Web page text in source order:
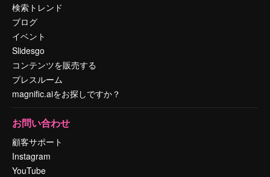
検索トレンド
ブログ
イベント
Slidesgo
コンテンツを販売する
プレスルーム
magnific.aiをお探しですか？
お問い合わせ
顧客サポート
Instagram
YouTube